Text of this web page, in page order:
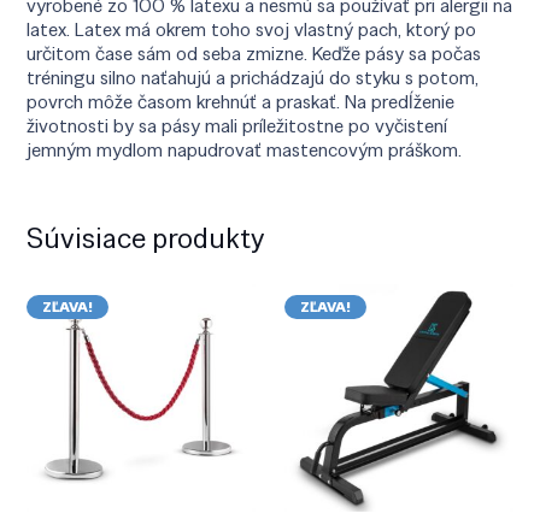
latex. Latex má okrem toho svoj vlastný pach, ktorý po
určitom čase sám od seba zmizne. Keďže pásy sa počas
tréningu silno naťahujú a prichádzajú do styku s potom,
povrch môže časom krehnúť a praskať. Na predĺženie
životnosti by sa pásy mali príležitostne po vyčistení
jemným mydlom napudrovať mastencovým práškom.
Súvisiace produkty
ZĽAVA! ZĽAVA!